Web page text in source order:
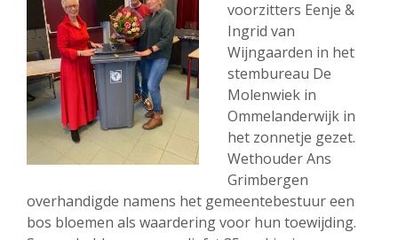
voorzitters Eenje &
Ingrid van
Wijngaarden in het
stembureau De
Molenwiek in
Ommelanderwijk in
het zonnetje gezet.
Wethouder Ans
Grimbergen
overhandigde namens het gemeentebestuur een
bos bloemen als waardering voor hun toewijding.